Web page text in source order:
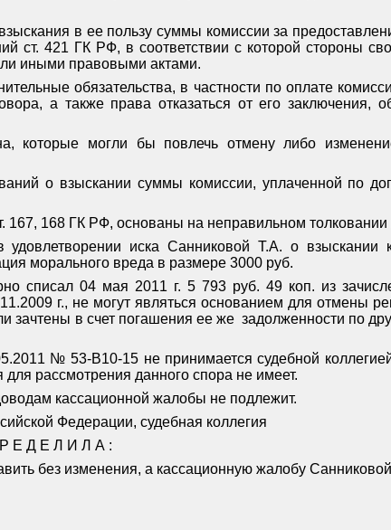
в ее пользу суммы комиссии за
ст. 421 ГК РФ, в соответствии с которой стороны
иными правовыми актами.
обязательства, в частности по оплате
а также права отказаться от его заключения,
которые могли бы повлечь отмену либо
о взыскании суммы комиссии, уплаченной по
168 ГК РФ, основаны на неправильном
иска Санниковой Т.А. о взыскании
морального вреда в размере 3000 руб.
списал 04 мая 2011 г. 5 793 руб. 49 коп. из
г., не могут являться основанием для отмены
зачтены в счет погашения ее же задолженности по
№ 53-В10-15 не принимается судебной
рассмотрения данного спора не имеет.
кассационной жалобы не подлежит.
Федерации, судебная коллегия
Е Д Е Л И Л А :
без изменения, а кассационную жалобу